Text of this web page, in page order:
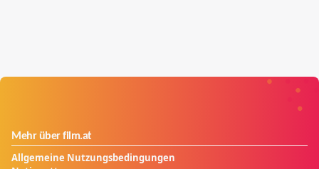
Mehr über film.at
Allgemeine Nutzungsbedingungen